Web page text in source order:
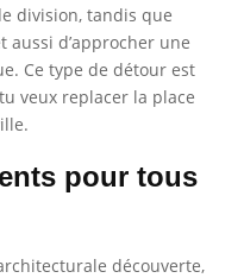
division, tandis que
aussi d’approcher une
Ce type de détour est
veux replacer la place
pour tous
découverte,